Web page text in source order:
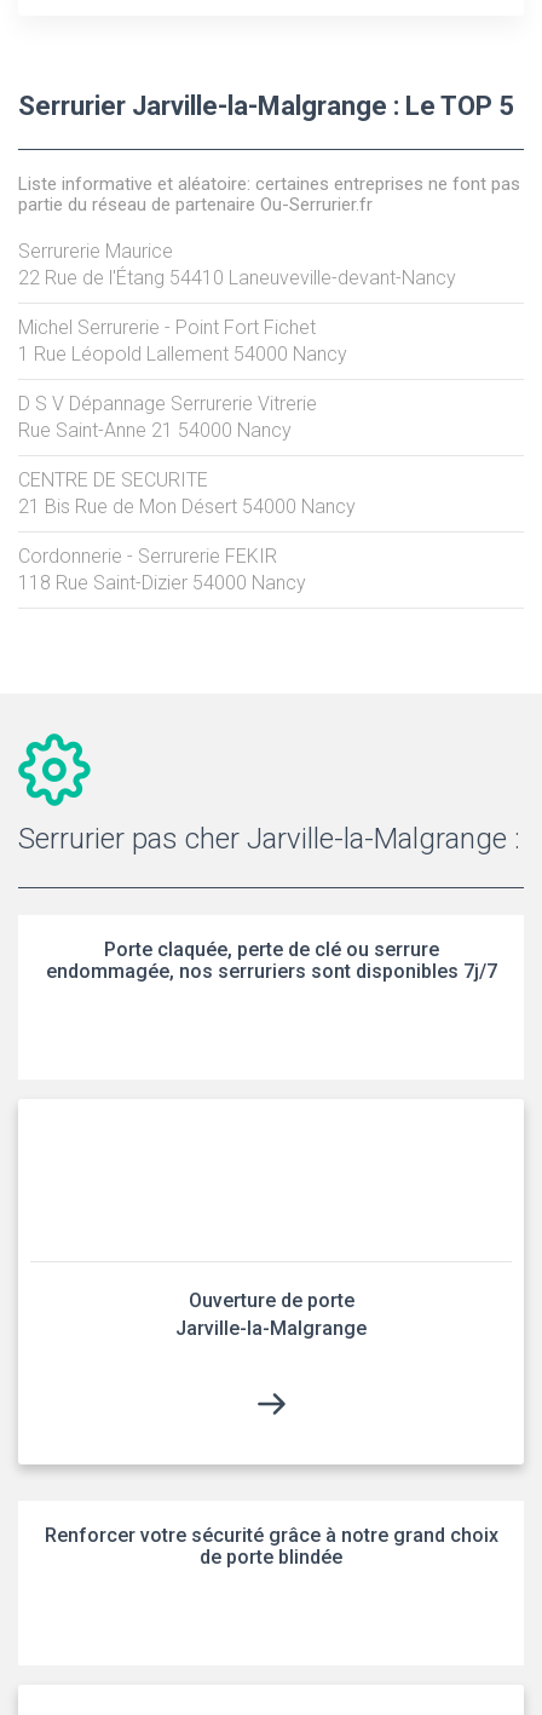
Serrurier Jarville-la-Malgrange : Le TOP 5
Liste informative et aléatoire: certaines entreprises ne font pas
partie du réseau de partenaire Ou-Serrurier.fr
Serrurerie Maurice
22 Rue de l'Étang 54410 Laneuveville-devant-Nancy
Michel Serrurerie - Point Fort Fichet
1 Rue Léopold Lallement 54000 Nancy
D S V Dépannage Serrurerie Vitrerie
Rue Saint-Anne 21 54000 Nancy
CENTRE DE SECURITE
21 Bis Rue de Mon Désert 54000 Nancy
Cordonnerie - Serrurerie FEKIR
118 Rue Saint-Dizier 54000 Nancy
Serrurier pas cher Jarville-la-Malgrange :
Porte claquée, perte de clé ou serrure
endommagée, nos serruriers sont disponibles 7j/7
Ouverture de porte
Jarville-la-Malgrange
Renforcer votre sécurité grâce à notre grand choix
de porte blindée